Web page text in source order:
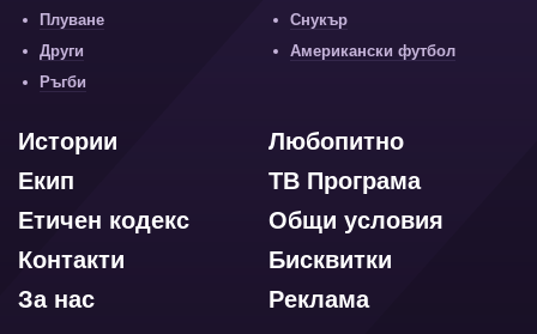
Плуване
Снукър
Други
Американски футбол
Ръгби
Любопитно
Истории
ТВ Програма
Екип
Общи условия
Етичен кодекс
Бисквитки
Контакти
Реклама
За нас